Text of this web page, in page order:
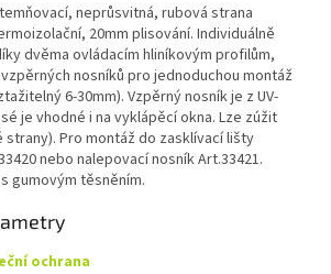
neprůsvitná, rubová strana
20mm plisování. Individuálně
dvěma ovládacím hliníkovým profilům,
nosníků pro jednoduchou montáž
6-30mm). Vzpěrný nosník je z UV-
je vhodné i na vyklápěcí okna. Lze zúžit
strany). Pro montáž do zasklívací lišty
nebo nalepovací nosník Art.33421.
gumovým těsněním.
ochrana